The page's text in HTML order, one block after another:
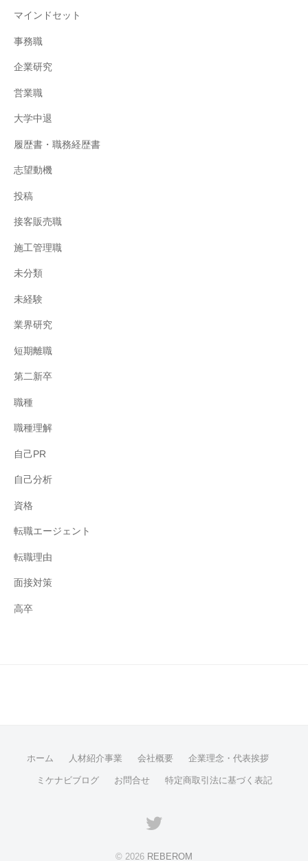
マインドセット
事務職
企業研究
営業職
大学中退
履歴書・職務経歴書
志望動機
投稿
接客販売職
施工管理職
未分類
未経験
業界研究
短期離職
第二新卒
職種
職種理解
自己PR
自己分析
資格
転職エージェント
転職理由
面接対策
高卒
ホーム 人材紹介事業 会社概要 企業理念・代表挨拶
ミケナビブログ お問合せ 特定商取引法に基づく表記
Twitter
© 2026 REBEROM